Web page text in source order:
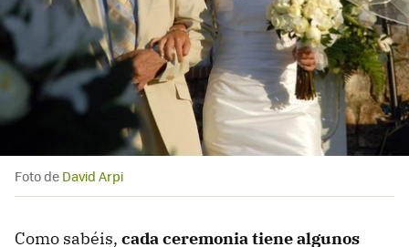
Foto de David Arpi
Como sabéis, cada ceremonia tiene algunos